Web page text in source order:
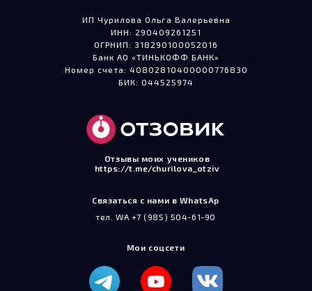
ИП Чурилова Ольга Валерьевна
ИНН: 290409261251
ОГРНИП: 318290100052016
Банк АО «ТИНЬКОФФ БАНК»
Номер счета: 40802810400000776830
БИК: 044525974
Связаться с нами в WhatsAp
тел. WA +7 (985) 504-61-90
Мои соцсети
Отзывы моих учеников
https://t.me/churilova_otziv